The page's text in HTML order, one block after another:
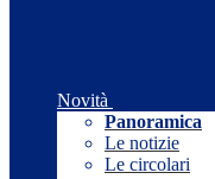
Novità
Panoramica
Le notizie
Le circolari